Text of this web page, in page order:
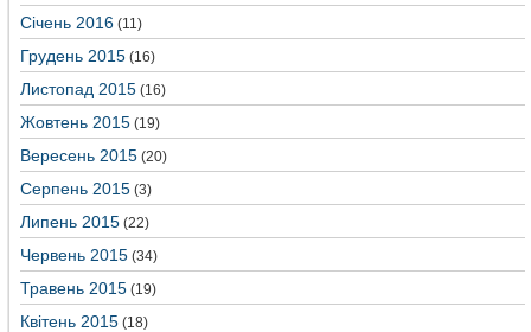
Січень 2016 (11)
Грудень 2015 (16)
Листопад 2015 (16)
Жовтень 2015 (19)
Вересень 2015 (20)
Серпень 2015 (3)
Липень 2015 (22)
Червень 2015 (34)
Травень 2015 (19)
Квітень 2015 (18)